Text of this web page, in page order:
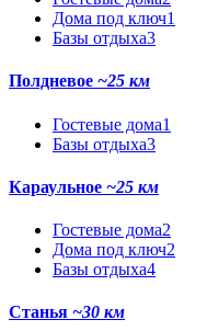
Дома под ключ1
Базы отдыха3
Полдневое ~25 км
Гостевые дома1
Базы отдыха3
Караульное ~25 км
Гостевые дома2
Дома под ключ2
Базы отдыха4
Станья ~30 км